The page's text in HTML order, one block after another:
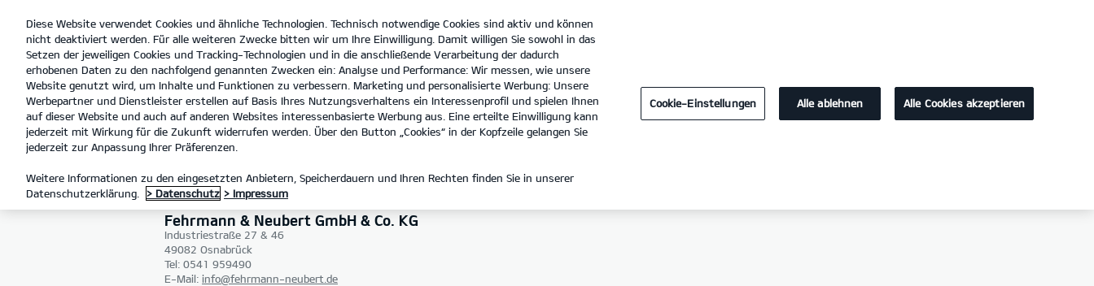
open
menu
Fehrmann & Neubert GmbH & Co. KG
IMPRESSUM
IMPRESSUM
Fehrmann & Neubert GmbH & Co. KG
Industriestraße 27 & 46
49082 Osnabrück
Tel: 0541 959490
E-Mail: info@fehrmann-neubert.de
Diese Website verwendet Cookies und ähnliche Technologien. Technisch notwendige Cookies sind aktiv und können
nicht deaktiviert werden. Für alle weiteren Zwecke bitten wir um Ihre Einwilligung. Damit willigen Sie sowohl in das
Setzen der jeweiligen Cookies und Tracking-Technologien und in die anschließende Verarbeitung der dadurch
erhobenen Daten zu den nachfolgend genannten Zwecken ein: Analyse und Performance: Wir messen, wie unsere
Website genutzt wird, um Inhalte und Funktionen zu verbessern. Marketing und personalisierte Werbung: Unsere
Werbepartner und Dienstleister erstellen auf Basis Ihres Nutzungsverhaltens ein Interessenprofil und spielen Ihnen
auf dieser Website und auch auf anderen Websites interessenbasierte Werbung aus. Eine erteilte Einwilligung kann
jederzeit mit Wirkung für die Zukunft widerrufen werden. Über den Button „Cookies“ in der Kopfzeile gelangen Sie
jederzeit zur Anpassung Ihrer Präferenzen.
Weitere Informationen zu den eingesetzten Anbietern, Speicherdauern und Ihren Rechten finden Sie in unserer
Datenschutzerklärung.
> Datenschutz > Impressum
Cookie-Einstellungen Alle ablehnen Alle Cookies akzeptieren